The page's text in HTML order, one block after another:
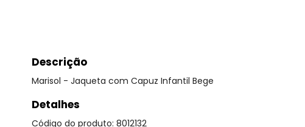
Descrição
Marisol - Jaqueta com Capuz Infantil Bege
Detalhes
Código do produto: 8012132